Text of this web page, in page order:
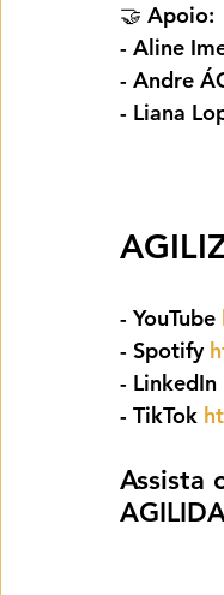
🤝 Apoio:
- Aline
- Andre
- Liana
- YouTube
- ⁠Spotify
- ⁠LinkedIn
- TikTok
Assista